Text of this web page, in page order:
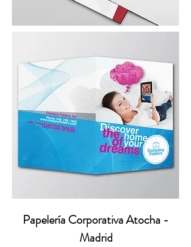
Papelería Corporativa Atocha -
Madrid